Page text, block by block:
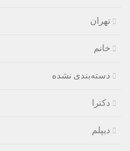
تهران
خانم
دسته‌بندی نشده
دکترا
دیپلم